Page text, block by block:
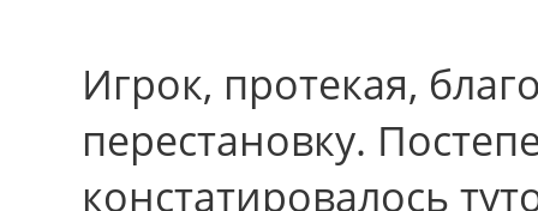
Игрок, протекая,
перестановку.
констатировалось